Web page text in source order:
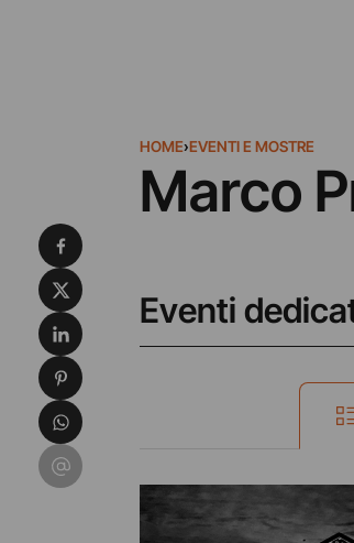
HOME›EVENTI E MOSTRE
Marco
Eventi
Condividi su Facebook
Condividi su X
Condividi su LinkedIn
Condividi su Pinterest
Condividi su WhatsApp
Condividi su Email